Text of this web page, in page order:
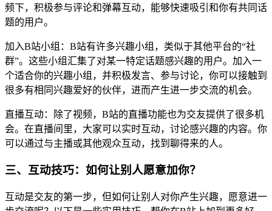
频下，积极参与评论和弹幕互动，能够快速吸引和你有共同话
题的用户。
加入B站小组：B站有许多兴趣小组，类似于其他平台的“社
群”。这些小组汇集了对某一特定话题感兴趣的用户。加入一
个适合你的兴趣小组，并积极发言、参与讨论，你可以接触到
很多有相同兴趣爱好的伙伴，进而产生进一步交流的机会。
直播互动：除了视频，B站的直播功能也为交友提供了很多机
会。在直播间里，大家可以实时互动，讨论感兴趣的内容。你
可以通过与主播或其他观众互动，找到聊得来的人。
三、互动技巧：如何让别人愿意加你？
互动是交友的第一步，但如何让别人对你产生兴趣，愿意进一